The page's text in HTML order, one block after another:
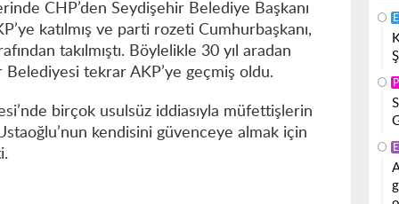
CHP’den Seydişehir Belediye Başkanı
katılmış ve parti rozeti Cumhurbaşkanı,
takılmıştı. Böylelikle 30 yıl aradan
tekrar AKP’ye geçmiş oldu.
birçok usulsüz iddiasıyla müfettişlerin
kendisini güvenceye almak için